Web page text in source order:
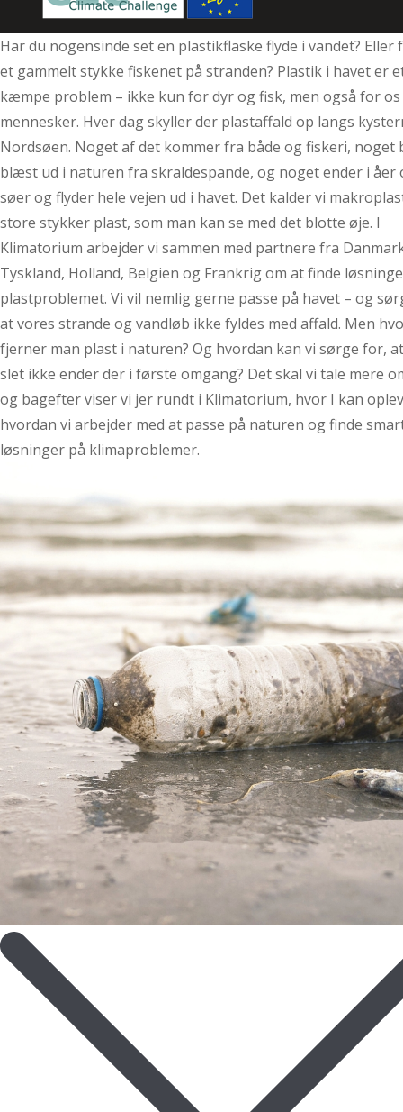
Har du nogensinde set en plastikflaske flyde i vandet? Eller
et gammelt stykke fiskenet på stranden? Plastik i havet er
kæmpe problem – ikke kun for dyr og fisk, men også for os
mennesker. Hver dag skyller der plastaffald op langs
Nordsøen. Noget af det kommer fra både og fiskeri, noget
blæst ud i naturen fra skraldespande, og noget ender i åer
søer og flyder hele vejen ud i havet. Det kalder vi
store stykker plast, som man kan se med det blotte øje. I
Klimatorium arbejder vi sammen med partnere fra
Tyskland, Holland, Belgien og Frankrig om at finde
plastproblemet. Vi vil nemlig gerne passe på havet – og
at vores strande og vandløb ikke fyldes med affald. Men
fjerner man plast i naturen? Og hvordan kan vi sørge for,
slet ikke ender der i første omgang? Det skal vi tale mere
og bagefter viser vi jer rundt i Klimatorium, hvor I kan
hvordan vi arbejder med at passe på naturen og finde
løsninger på klimaproblemer.